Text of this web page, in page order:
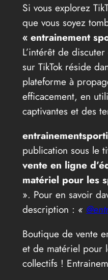
Si vous explorez
que vous soyez
« entrainement
L’intérêt de
sur TikTok réside
plateforme à
efficacement, en
captivantes et des
publication sous le
vente en ligne
matériel pour les
». Pour en savoir
description : «
Boutique de vente
et de matériel pour
collectifs !